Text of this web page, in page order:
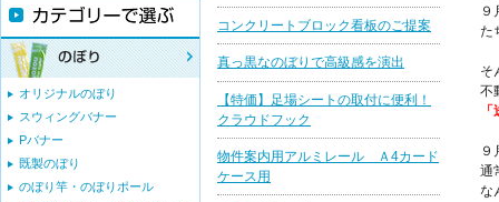
９
た
そ
不
通
な
コンクリートブロック看板のご提案
真っ黒なのぼりで高級感を演出
【特価】足場シートの取付に便利！
クラウドフック
物件案内用アルミレール Ａ4カード
ケース用
オリジナルのぼり
スウィングバナー
Pバナー
既製のぼり
のぼり竿・のぼりポール